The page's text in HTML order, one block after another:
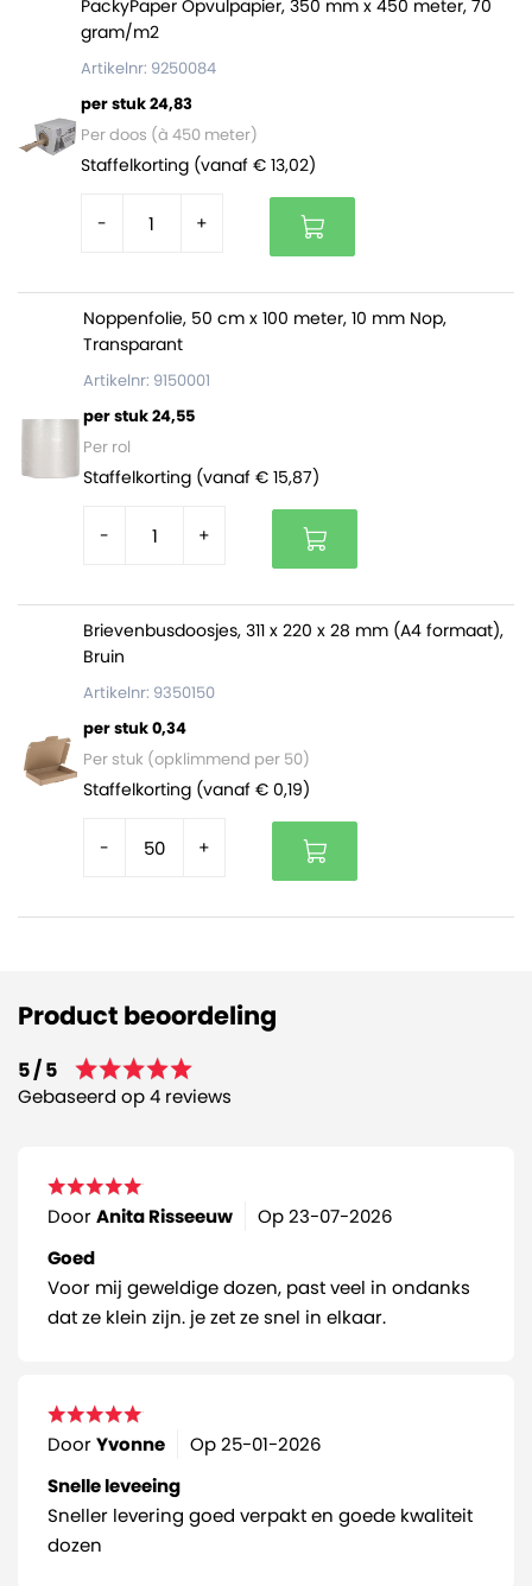
De dozen zijnper 30 stuks gebundeld. Op een volle
pallet zitten 2970 dozen (99 bundels).
Dozen op maat of met bedrukking
Zijn deze verzenddozen van 300 x 160 x 150 mm niet
waar je naar op zoek bent? Of wil je je verzenddozen
laten bedrukken? Vraag dan een offerte aan via onze
dozen op maat pagina of neem contact met ons op!
PackyPaper Opvulpapier, 350 mm x 450 meter, 70
gram/m2
Artikelnr: 9250084
per stuk 24,83
Per doos (à 450 meter)
Staffelkorting (vanaf € 13,02)
- +
Noppenfolie, 50 cm x 100 meter, 10 mm Nop,
Transparant
Artikelnr: 9150001
per stuk 24,55
Per rol
Staffelkorting (vanaf € 15,87)
- +
Brievenbusdoosjes, 311 x 220 x 28 mm (A4 formaat),
Bruin
Artikelnr: 9350150
per stuk 0,34
Per stuk (opklimmend per 50)
Staffelkorting (vanaf € 0,19)
- +
Product beoordeling
5 / 5
Gebaseerd op 4 reviews
DoorAnita Risseeuw Op23-07-2026
Goed
Voor mij geweldige dozen, past veel in ondanks
dat ze klein zijn. je zet ze snel in elkaar.
DoorYvonne Op25-01-2026
Snelle leveeing
Sneller levering goed verpakt en goede kwaliteit
dozen